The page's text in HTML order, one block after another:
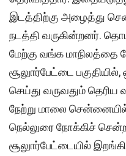
இடத்திற்கு அழைத்து
நடத்தி வருகின்றனர்.
மேற்கு வங்க மாநிலத்தை
சூலுார்பேட்டை
செய்து வருவதும் தெரிய
நேற்று மாலை சென்னையில்
நெல்லுரை நோக்கிச் சென்ற
சூலுார்பேட்டையில்